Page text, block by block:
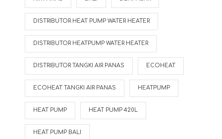
DISTRIBUTOR HEAT PUMP WATER HEATER
DISTRIBUTOR HEATPUMP WATER HEATER
DISTRIBUTOR TANGKI AIR PANAS ECOHEAT
ECOHEAT TANGKI AIR PANAS HEATPUMP
HEAT PUMP HEAT PUMP 420L
HEAT PUMP BALI